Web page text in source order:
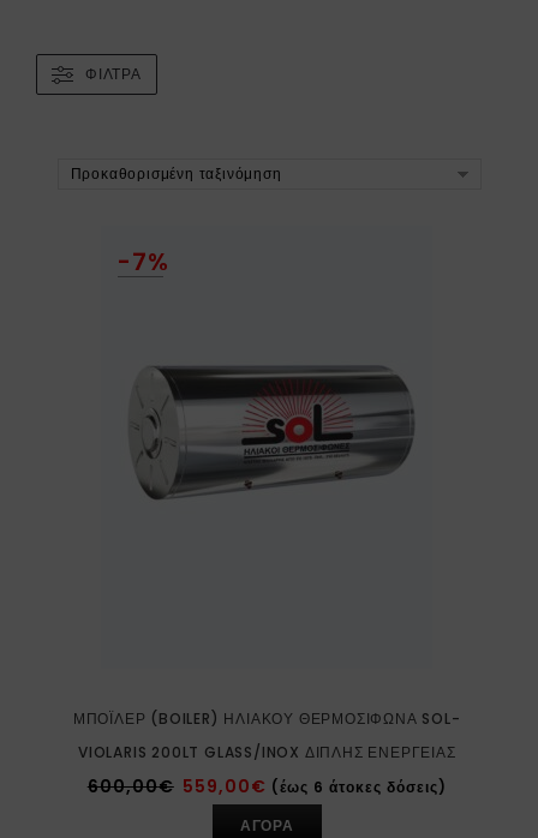
ΦΊΛΤΡΑ
Προκαθορισμένη ταξινόμηση
-7%
ΜΠΌΙΛΕΡ (BOILER) ΗΛΙΑΚΟΎ ΘΕΡΜΟΣΊΦΩΝΑ SOL-
VIOLARIS 200LT GLASS/INOX ΔΙΠΛΉΣ ΕΝΈΡΓΕΙΑΣ
600,00€ 559,00€ (έως 6 άτοκες δόσεις)
ΑΓΟΡΑ